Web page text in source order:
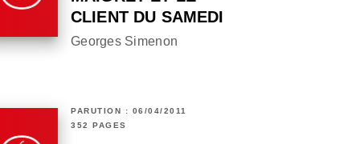
CLIENT DU SAMEDI
Georges Simenon
PARUTION : 06/04/2011
352 PAGES